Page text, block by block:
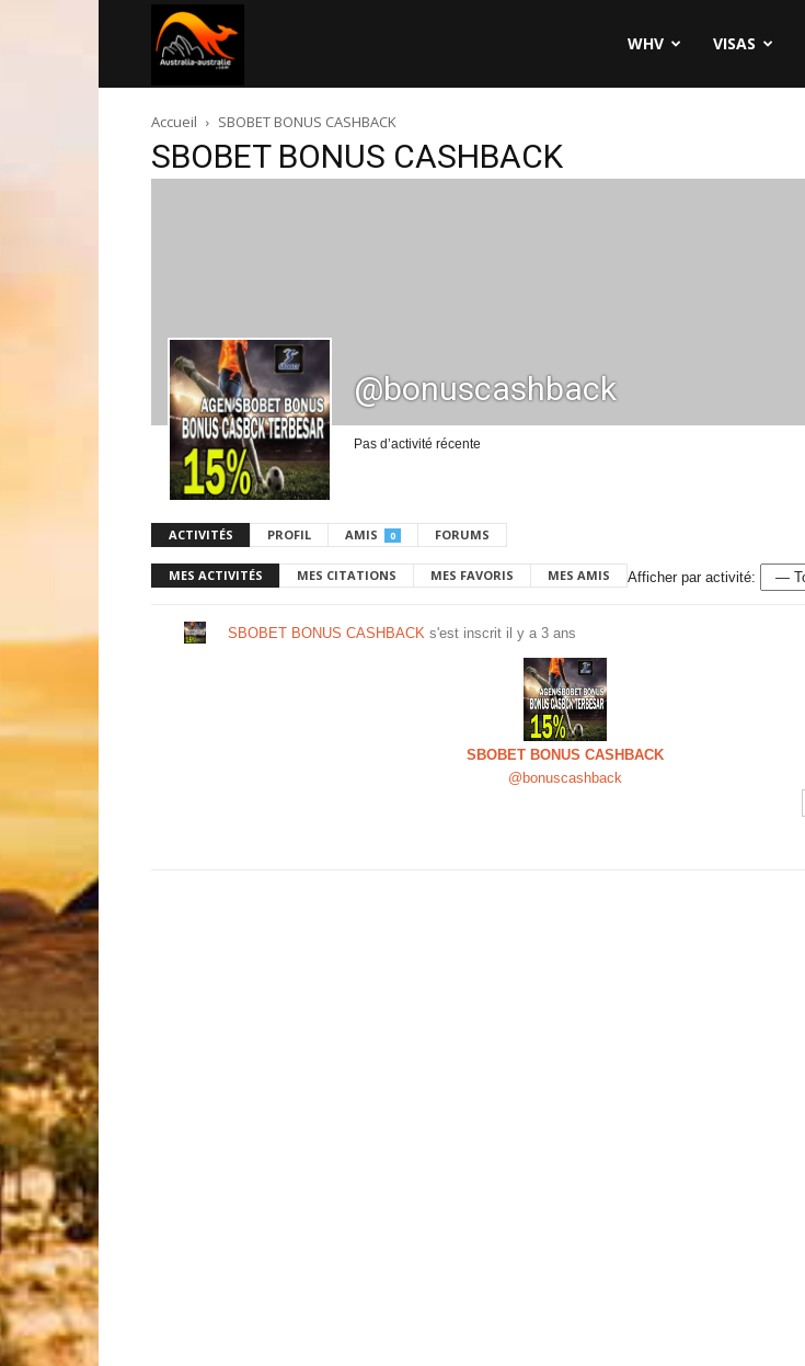
australie.com
WHV VISAS
Accueil SBOBET BONUS CASHBACK
SBOBET BONUS CASHBACK
@bonuscashback
Pas d’activité récente
ACTIVITÉS PROFIL AMIS 0 FORUMS
MES ACTIVITÉS MES CITATIONS MES FAVORIS MES AMIS Afficher par activité:
SBOBET BONUS CASHBACK s'est inscrit il y a 3 ans
SBOBET BONUS CASHBACK
@bonuscashback